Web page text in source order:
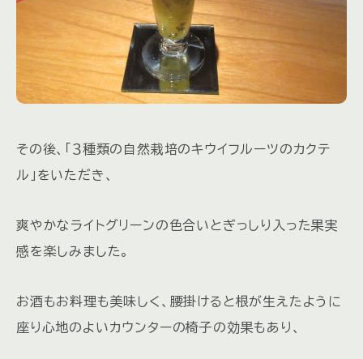
その後、「３種類の自然栽培のキウイフルーツのカクテ
ル」をいただき、
爽やかなライトグリーンの色合いとぎっしり入った果実
感を楽しみました。
お酒もお料理も美味しく、腰掛けると根が生えたように
座り心地のよいカウンターの椅子の効果もあり、